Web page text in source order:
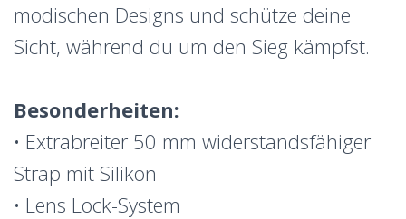
modischen Designs und schütze deine
Sicht, während du um den Sieg kämpfst.
Besonderheiten:
• Extrabreiter 50 mm widerstandsfähiger
Strap mit Silikon
• Lens Lock-System